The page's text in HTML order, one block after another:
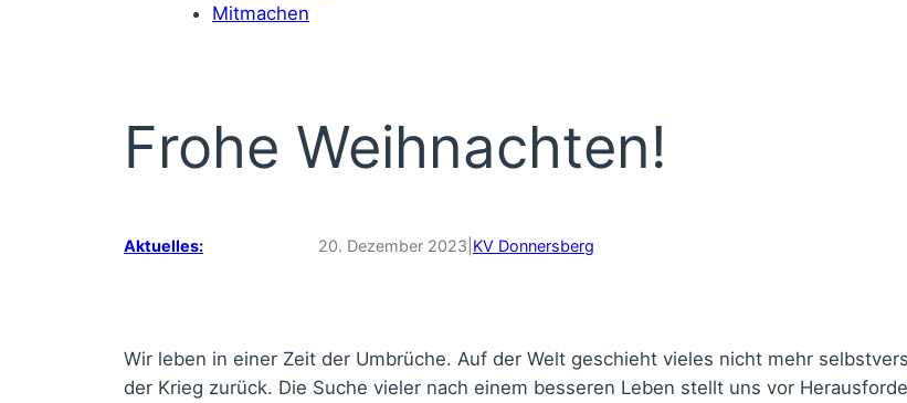
Mitmachen
Frohe Weihnachten!
Aktuelles: 20. Dezember 2023 KV Donnersberg
Wir leben in einer Zeit der Umbrüche. Auf der Welt geschieht vieles nicht mehr
der Krieg zurück. Die Suche vieler nach einem besseren Leben stellt uns vor